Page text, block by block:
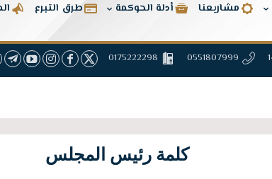
مشاريعنا أدلة الحوكمة طرق التبرع
0551807999
0175222298
كلمة رئيس المجلس